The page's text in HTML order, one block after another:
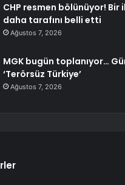
CHP resmen bölünüyor! Bir
daha tarafını belli etti
Ağustos 7, 2026
MGK bugün toplanıyor…
‘Terörsüz Türkiye’
Ağustos 7, 2026